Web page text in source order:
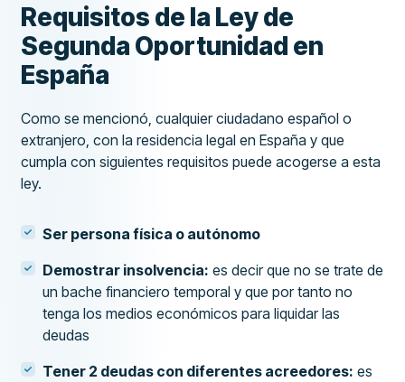
Requisitos de la Ley de
Segunda Oportunidad en
España
Como se mencionó, cualquier ciudadano español o
extranjero, con la residencia legal en España y que
cumpla con siguientes requisitos puede acogerse a esta
ley.
Ser persona física o autónomo
Demostrar insolvencia: es decir que no se trate de
un bache financiero temporal y que por tanto no
tenga los medios económicos para liquidar las
deudas
Tener 2 deudas con diferentes acreedores: es